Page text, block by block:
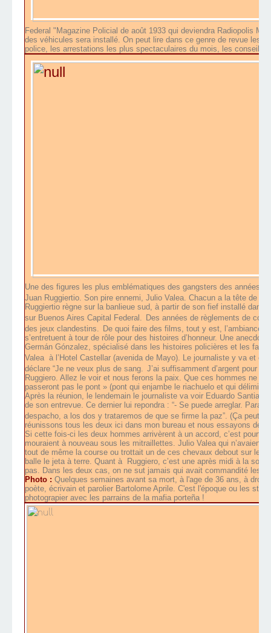
Federal "Magazine Policial de août 1933 qui deviendra Radiopolis
des véhicules sera installé. On peut lire dans ce genre de revue les
police, les arrestations les plus spectaculaires du mois, les conseils
Une des figures les plus emblématiques des gangsters des années
Juan Ruggiertio. Son pire ennemi, Julio Valea. Chacun a la tête de
Ruggiertio règne sur la banlieue sud, à partir de son fief installé dans
sur Buenos Aires Capital Federal. Des années de règlements de
des jeux clandestins. De quoi faire des films, tout y est,
s’entretuent à tour de rôle pour des histoires d’honneur. Une
Germán Gónzalez, spécialisé dans les histoires policières et les fais
Valea à l’Hotel Castellar (avenida de Mayo). Le journaliste y va et
déclare “Je ne veux plus de sang. J’ai suffisamment d’argent pour
Ruggiero. Allez le voir et nous ferons la paix. Que ces hommes ne
passeront pas le pont » (pont qui enjambe le riachuelo et qui délimite
Après la réunion, le lendemain le journaliste va voir Eduardo
de son entrevue. Ce dernier lui repondra : “- Se puede arreglar. Para
despacho, a los dos y trataremos de que se firme la paz”. (Ça peut
réunissons tous les deux ici dans mon bureau et nous essayons de
Si cette fois-ci les deux hommes arrivèrent à un accord, c’est
mouraient à nouveau sous les mitraillettes. Julio Valea qui n’avaient
tout de même la course ou trottait un de ces chevaux debout sur le
balle le jeta à terre. Quant à
Ruggiero, c’est une après midi à la
pas. Dans les deux cas, on ne sut jamais qui avait commandité les
Photo : Quelques semaines avant sa mort, à l'age de 36 ans, à
poète, écrivain et parolier Bartolome Aprile. C'est l'époque ou les
photograpier avec les parrains de la mafia porteña !